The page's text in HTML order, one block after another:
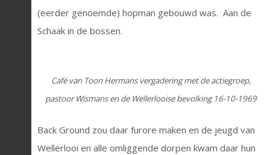
(eerder genoemde) hopman gebouwd was. Aan de
Schaak in de bossen.
Café van Toon Hermans vergadering met de actiegroep,
pastoor Wismans en de Wellerlooise bevolking 16-10-1969
Back Ground zou daar furore maken en de jeugd van
Wellerlooi en alle omliggende dorpen kwam daar hun